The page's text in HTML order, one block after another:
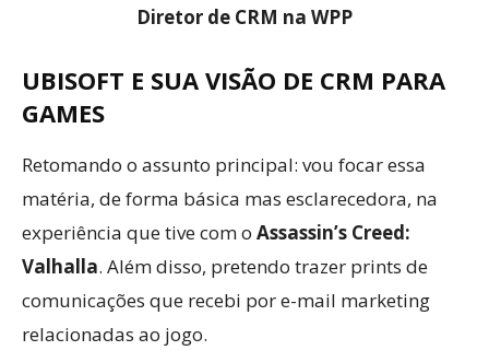
Diretor de CRM na WPP
UBISOFT E SUA VISÃO DE CRM PARA
GAMES
Retomando o assunto principal: vou focar essa
matéria, de forma básica mas esclarecedora, na
experiência que tive com o Assassin’s Creed:
Valhalla. Além disso, pretendo trazer prints de
comunicações que recebi por e-mail marketing
relacionadas ao jogo.